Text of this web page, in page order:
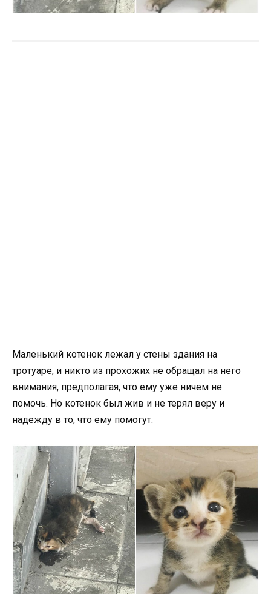
Маленький котенок лежал у стены здания на
тротуаре, и никто из прохожих не обращал на него
внимания, предполагая, что ему уже ничем не
помочь. Но котенок был жив и не терял веру и
надежду в то, что ему помогут.